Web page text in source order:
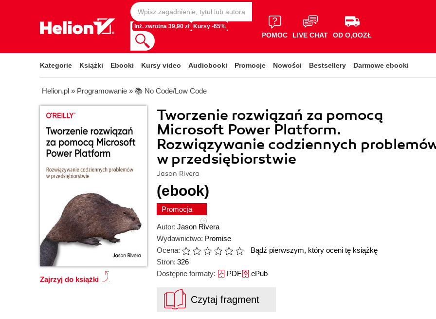
Inż. zwrotna 39,90 zł Kursy -65%
POMOC LIVE CHAT OD O,OOZŁ
Kategorie Książki Ebooki Kursy video Audiobooki Promocje Nowości Bestsellery Darmowe ebooki
Helion.pl » Programowanie » 📚 No Code/Low Code
Tworzenie rozwiązań za pomocą
Microsoft Power Platform.
Rozwiązywanie codziennych
w przedsiębiorstwie
Jason Rivera
(ebook)
Promocja
Zajrzyj do książki
Autor: Jason Rivera
Wydawnictwo: Promise
Ocena:
Bądź pierwszym, który oceni tę książkę
Stron: 326
Dostępne formaty: PDFePub
Czytaj fragment